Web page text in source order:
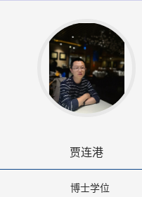
贾连港
博士学位